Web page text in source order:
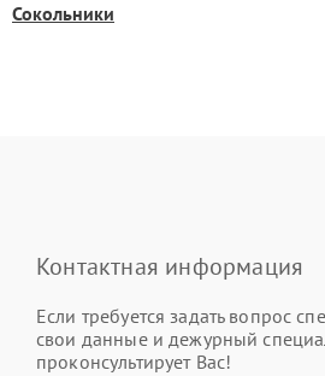
Сокольники
Контактная информация
Если требуется задать вопрос
свои данные и дежурный
проконсультирует Вас!